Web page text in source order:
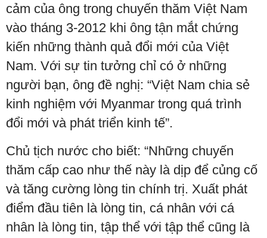
cảm của ông trong chuyến thăm Việt Nam
vào tháng 3-2012 khi ông tận mắt chứng
kiến những thành quả đổi mới của Việt
Nam. Với sự tin tưởng chỉ có ở những
người bạn, ông đề nghị: “Việt Nam chia sẻ
kinh nghiệm với Myanmar trong quá trình
đổi mới và phát triển kinh tế”.
Chủ tịch nước cho biết: “Những chuyến
thăm cấp cao như thế này là dịp để củng cố
và tăng cường lòng tin chính trị. Xuất phát
điểm đầu tiên là lòng tin, cá nhân với cá
nhân là lòng tin, tập thể với tập thể cũng là